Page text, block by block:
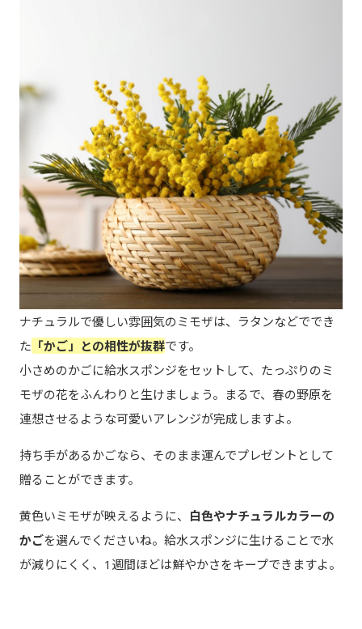
ナチュラルで優しい雰囲気のミモザは、ラタンなどででき
た 「かご」との相性が抜群です。
小さめのかごに給水スポンジをセットして、たっぷりのミ
モザの花をふんわりと生けましょう。まるで、春の野原を
連想させるような可愛いアレンジが完成しますよ。
持ち手があるかごなら、そのまま運んでプレゼントとして
贈ることができます。
黄色いミモザが映えるように、 白色やナチュラルカラーの
かごを選んでくださいね。給水スポンジに生けることで水
が減りにくく、1週間ほどは鮮やかさをキープできますよ。